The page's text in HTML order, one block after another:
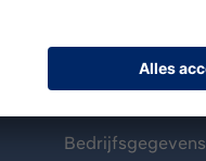
Bedrijfsgegevens